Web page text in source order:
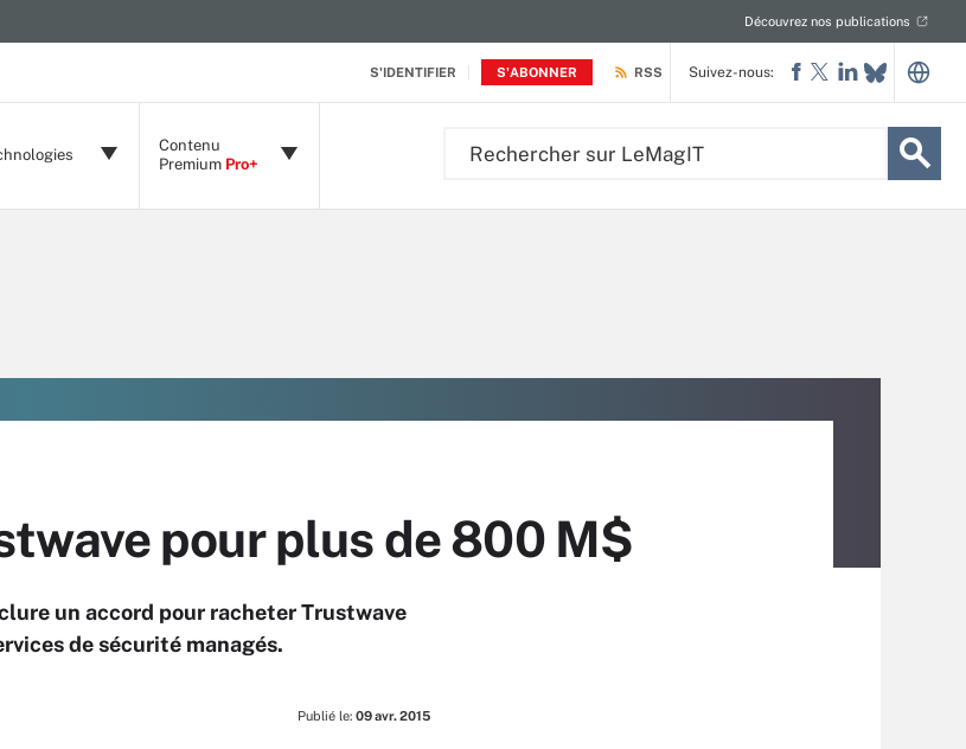
S'IDENTIFIER S'ABONNER
Découvrez nos publications
RSS
Contenu
Premium Pro+
Suivez-nous:
pour plus de 800 M$
un accord pour racheter Trustwave
de sécurité managés.
Publié le: 09 avr. 2015